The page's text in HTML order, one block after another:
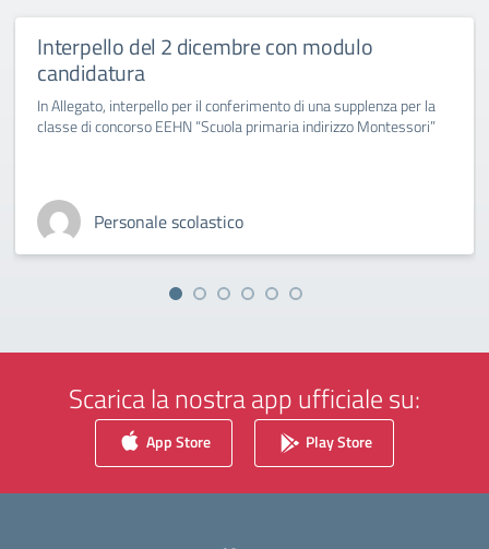
Interpello del 2 dicembre con modulo
candidatura
In Allegato, interpello per il conferimento di una supplenza per la
classe di concorso EEHN “Scuola primaria indirizzo Montessori”
Personale scolastico
Scarica la nostra app ufficiale su:
App Store Play Store